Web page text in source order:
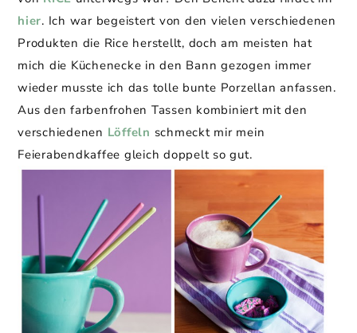
hier. Ich war begeistert von den vielen verschiedenen
Produkten die Rice herstellt, doch am meisten hat
mich die Küchenecke in den Bann gezogen immer
wieder musste ich das tolle bunte Porzellan anfassen.
Aus den farbenfrohen Tassen kombiniert mit den
verschiedenen Löffeln schmeckt mir mein
Feierabendkaffee gleich doppelt so gut.